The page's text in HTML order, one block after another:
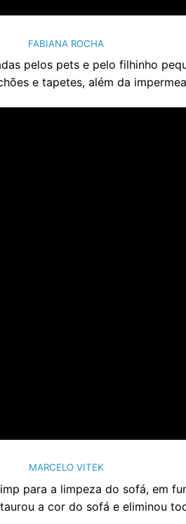
FABIANA ROCHA
pelos pets e pelo filhinho
e tapetes, além da
MARCELO VITEK
para a limpeza do sofá, em
a cor do sofá e eliminou